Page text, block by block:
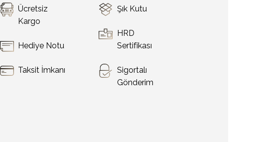
Ücretsiz
Kargo
Hediye Notu
Taksit İmkanı
Şık Kutu
HRD
Sertifikası
Sigortalı
Gönderim